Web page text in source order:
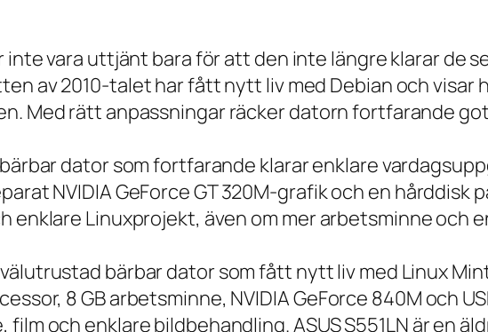
inte vara uttjänt bara för att den inte längre klarar de
av 2010-talet har fått nytt liv med Debian och visar
Med rätt anpassningar räcker datorn fortfarande
dator som fortfarande klarar enklare
NVIDIA GeForce GT 320M-grafik och en hårddisk
Linuxprojekt, även om mer arbetsminne och
välutrustad bärbar dator som fått nytt liv med Linux
8 GB arbetsminne, NVIDIA GeForce 840M och
och enklare bildbehandling. ASUS S551LN är en